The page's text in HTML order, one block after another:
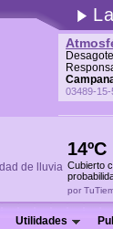
03489-
14ºC
Cubierto
por
Utilidades